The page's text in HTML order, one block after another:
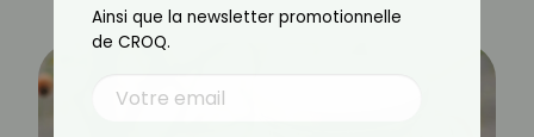
Ainsi que la newsletter promotionnelle
de CROQ.